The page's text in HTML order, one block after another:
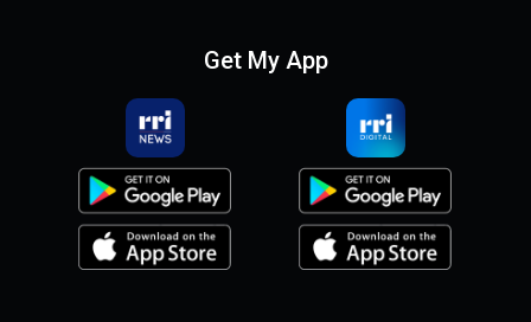
Get My App